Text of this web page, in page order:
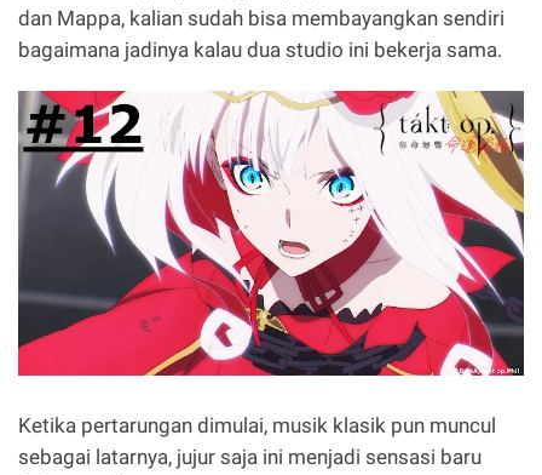
dan Mappa, kalian sudah bisa membayangkan sendiri
bagaimana jadinya kalau dua studio ini bekerja sama.
Ketika pertarungan dimulai, musik klasik pun muncul
sebagai latarnya, jujur saja ini menjadi sensasi baru